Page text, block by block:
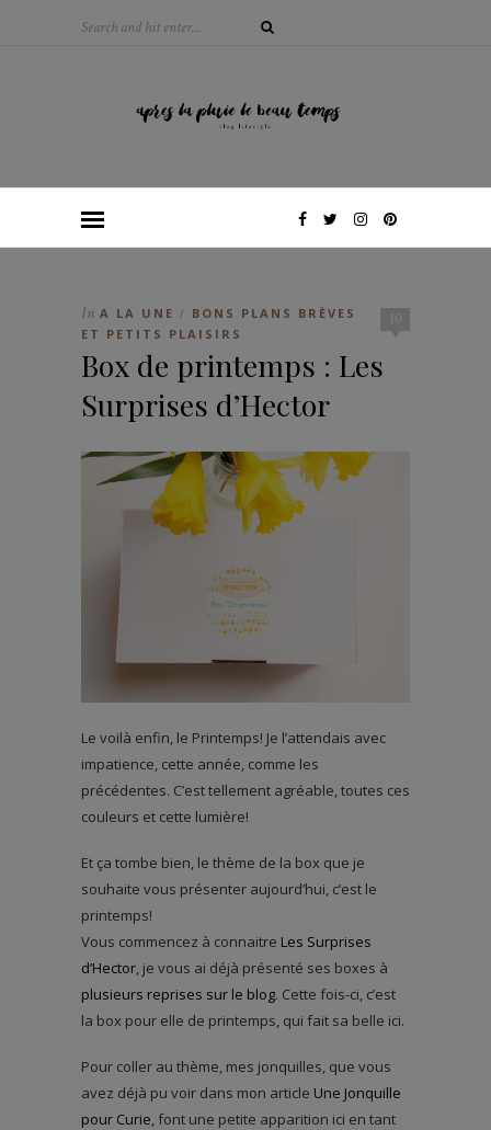
10
In A LA UNE /
BONS PLANS BRÈVES
ET PETITS PLAISIRS
Box de printemps : Les
Surprises d’Hector
Le voilà enfin, le Printemps! Je l’attendais avec
impatience, cette année, comme les
précédentes. C’est tellement agréable, toutes ces
couleurs et cette lumière!
Et ça tombe bien, le thème de la box que je
souhaite vous présenter aujourd’hui, c’est le
printemps!
Vous commencez à connaitre Les Surprises
d’Hector, je vous ai déjà présenté ses boxes à
plusieurs reprises sur le blog. Cette fois-ci, c’est
la box pour elle de printemps, qui fait sa belle ici.
Pour coller au thème, mes jonquilles, que vous
avez déjà pu voir dans mon article Une Jonquille
pour Curie, font une petite apparition ici en tant